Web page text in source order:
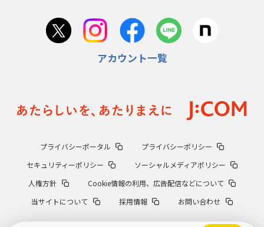
アカウント一覧
プライバシーポータル
プライバシーポリシー
セキュリティーポリシー
ソーシャルメディアポリシー
人権方針
Cookie情報の利用、広告配信などについて
当サイトについて
採用情報 お問い合わせ